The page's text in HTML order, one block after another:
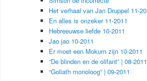
Het verhaal van Jan Druppel 11-
En alles is onzeker 11-2011
Hebreeuwse liefde 10-2011
Jao jao 10-2011
Er moet een Mokum zijn 10-2011
“De blinden en de olifant” | 08-2011
“Goliath monoloog” | 09-2011